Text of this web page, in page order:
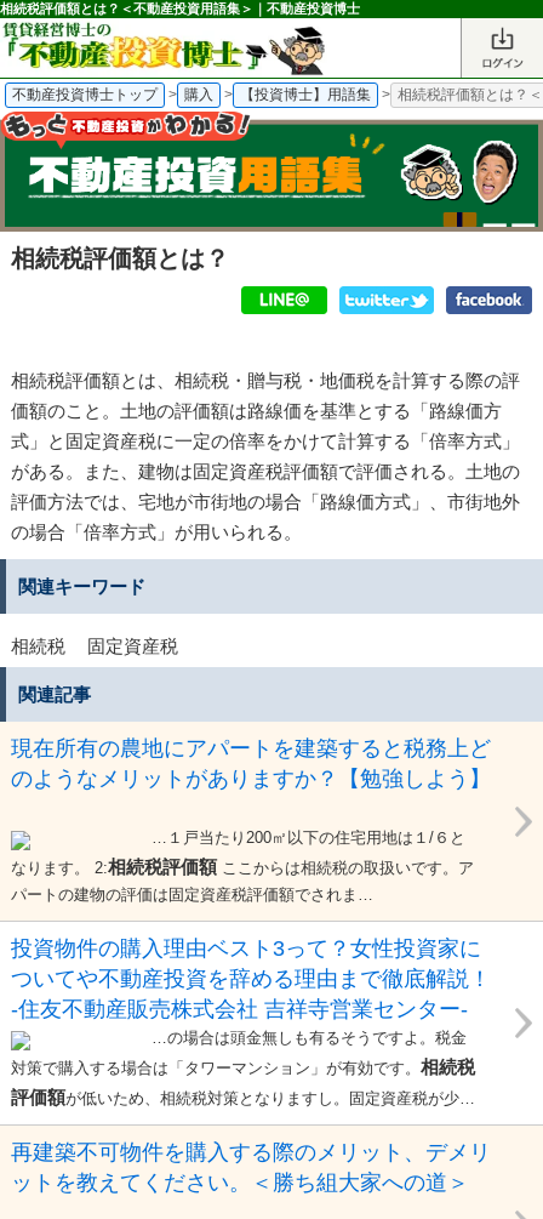
相続税評価額とは？＜不動産投資用語集＞｜不動産投資博士
不動産投資博士トップ > 購入 > 【投資博士】用語集 > 相続税評価額とは？
相続税評価額とは？
相続税評価額とは、相続税・贈与税・地価税を計算する際の評
価額のこと。土地の評価額は路線価を基準とする「路線価方
式」と固定資産税に一定の倍率をかけて計算する「倍率方式」
がある。また、建物は固定資産税評価額で評価される。土地の
評価方法では、宅地が市街地の場合「路線価方式」、市街地外
の場合「倍率方式」が用いられる。
関連キーワード
相続税 固定資産税
関連記事
現在所有の農地にアパートを建築すると税務上ど
のようなメリットがありますか？【勉強しよう】
…１戸当たり200㎡以下の住宅用地は１/６と
なります。 2:相続税評価額 ここからは相続税の取扱いです。ア
パートの建物の評価は固定資産税評価額でされま…
投資物件の購入理由ベスト3って？女性投資家に
ついてや不動産投資を辞める理由まで徹底解説！
-住友不動産販売株式会社 吉祥寺営業センター-
…の場合は頭金無しも有るそうですよ。税金
対策で購入する場合は「タワーマンション」が有効です。 相続税
評価額が低いため、相続税対策となりますし。固定資産税が少…
再建築不可物件を購入する際のメリット、デメリ
ットを教えてください。＜勝ち組大家への道＞